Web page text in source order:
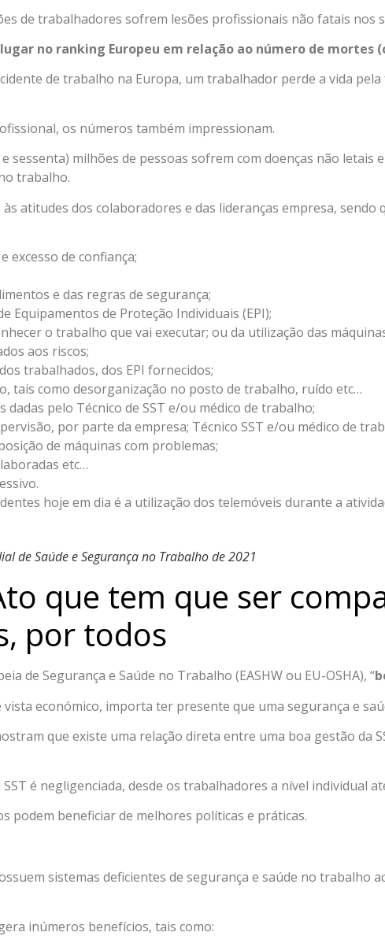
de trabalhadores sofrem lesões profissionais não fatais nos
no ranking Europeu em relação ao número de
de trabalho na Europa, um trabalhador perde a vida
os números também impressionam.
sessenta) milhões de pessoas sofrem com doenças não letais
trabalho.
atitudes dos colaboradores e das lideranças empresa,
excesso de confiança;
e das regras de segurança;
Equipamentos de Proteção Individuais (EPI);
o trabalho que vai executar; ou da utilização das
aos riscos;
trabalhados, dos EPI fornecidos;
tais como desorganização no posto de trabalho, ruído etc…
pelo Técnico de SST e/ou médico de trabalho;
por parte da empresa; Técnico SST e/ou médico de
de máquinas com problemas;
etc…
hoje em dia é a utilização dos telemóveis durante a
de Saúde e Segurança no Trabalho de 2021
que tem que ser
por todos
de Segurança e Saúde no Trabalho (EASHW ou EU-OSHA), “
económico, importa ter presente que uma segurança e
que existe uma relação direta entre uma boa gestão da
é negligenciada, desde os trabalhadores a nível individual
podem beneficiar de melhores políticas e práticas.
sistemas deficientes de segurança e saúde no trabalho
inúmeros benefícios, tais como: